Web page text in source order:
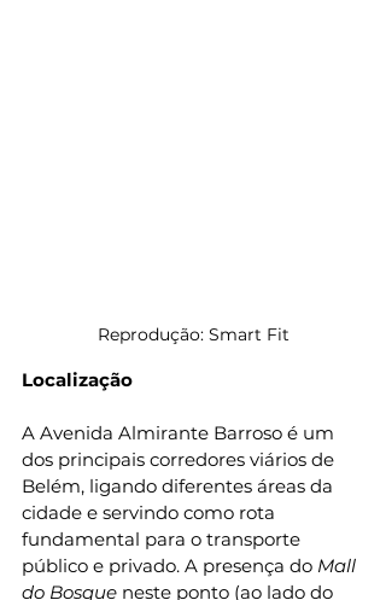
Reprodução: Smart Fit
Localização
A Avenida Almirante Barroso é um
dos principais corredores viários de
Belém, ligando diferentes áreas da
cidade e servindo como rota
fundamental para o transporte
público e privado. A presença do Mall
do Bosque neste ponto (ao lado do